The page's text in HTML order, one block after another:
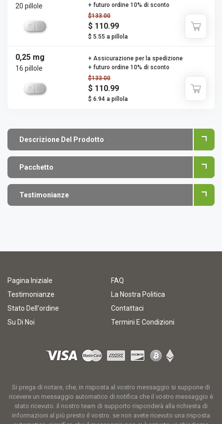
20 pillole
$133.00
$ 110.99
$ 5.55 a pillola
+ futuro ordine 10% di sconto
0,25 mg
16 pillole
$133.00
$ 110.99
$ 6.94 a pillola
+ Assicurazione per la spedizione
+ futuro ordine 10% di sconto
Descrizione Del Prodotto
Pacchetto
Testimonianze
Pagina Iniziale
FAQ
Testimonianze
La Nostra Politica
Stato Dell'ordine
Contattaci
Su Di Noi
Termini E Condizioni
Si prega di notare, che, in risposta al vostro messaggio si suppone di
ricevere un messaggio automatico di notifica che il vostro messaggio è
stato ricevuto. il nostro team di supporto risponderà alla richiesta di
informazioni al più presto il vostro. se non avete ricevuto una risposta